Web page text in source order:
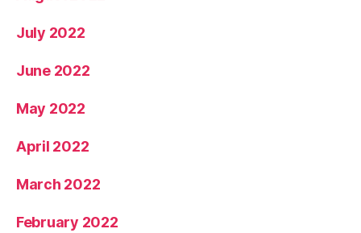
July 2022
June 2022
May 2022
April 2022
March 2022
February 2022